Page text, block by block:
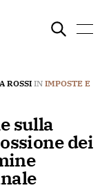
ROSSI IN IMPOSTE E
sulla
dei